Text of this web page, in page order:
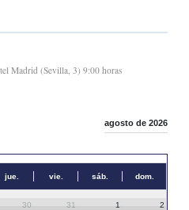
Madrid (Sevilla, 3) 9:00 horas
agosto de 2026
jue. vie. sáb. dom.
30 31 1 2